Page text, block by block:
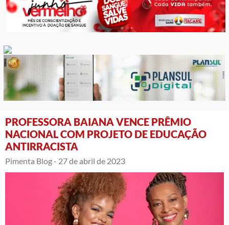
PROFESSORA BAIANA VENCE PRÊMIO
NACIONAL COM PROJETO DE EDUCAÇÃO
ANTIRRACISTA
Pimenta Blog - 27 de abril de 2023